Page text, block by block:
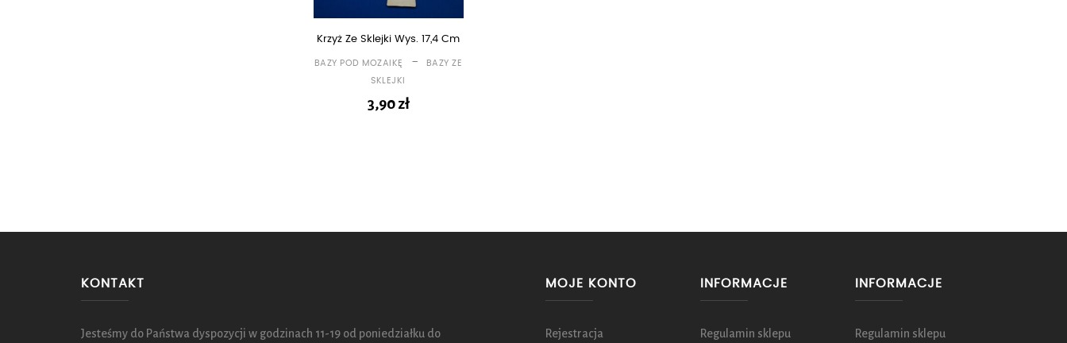
Krzyż Ze Sklejki Wys. 17,4 Cm
BAZY POD MOZAIKĘ -
BAZY ZE
SKLEJKI
3,90zł
KONTAKT
Jesteśmy do Państwa dyspozycji w godzinach 11-19 od poniedziałku do
MOJE KONTO
Rejestracja
INFORMACJE
Regulamin sklepu
INFORMACJE
Regulamin sklepu